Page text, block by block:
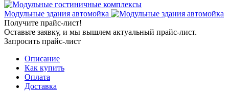
Модульные здания автомойка
Получите прайс-лист!
Оставьте заявку, и мы вышлем актуальный прайс-лист.
Запросить прайс-лист
Описание
Как купить
Оплата
Доставка